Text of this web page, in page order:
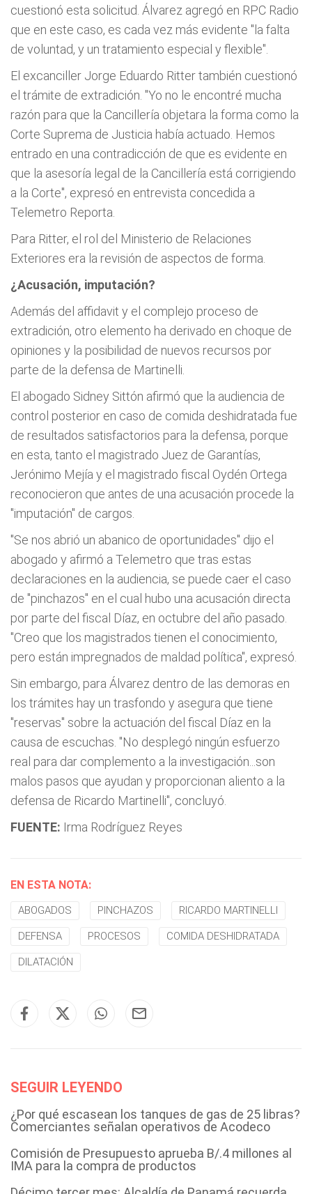
cuestionó esta solicitud. Álvarez agregó en RPC Radio
que en este caso, es cada vez más evidente "la falta
de voluntad, y un tratamiento especial y flexible".
El excanciller Jorge Eduardo Ritter también cuestionó
el trámite de extradición. "Yo no le encontré mucha
razón para que la Cancillería objetara la forma como la
Corte Suprema de Justicia había actuado. Hemos
entrado en una contradicción de que es evidente en
que la asesoría legal de la Cancillería está corrigiendo
a la Corte", expresó en entrevista concedida a
Telemetro Reporta.
Para Ritter, el rol del Ministerio de Relaciones
Exteriores era la revisión de aspectos de forma.
¿Acusación, imputación?
Además del affidavit y el complejo proceso de
extradición, otro elemento ha derivado en choque de
opiniones y la posibilidad de nuevos recursos por
parte de la defensa de Martinelli.
El abogado Sidney Sittón afirmó que la audiencia de
control posterior en caso de comida deshidratada fue
de resultados satisfactorios para la defensa, porque
en esta, tanto el magistrado Juez de Garantías,
Jerónimo Mejía y el magistrado fiscal Oydén Ortega
reconocieron que antes de una acusación procede la
"imputación" de cargos.
"Se nos abrió un abanico de oportunidades" dijo el
abogado y afirmó a Telemetro que tras estas
declaraciones en la audiencia, se puede caer el caso
de "pinchazos" en el cual hubo una acusación directa
por parte del fiscal Díaz, en octubre del año pasado.
"Creo que los magistrados tienen el conocimiento,
pero están impregnados de maldad política", expresó.
Sin embargo, para Álvarez dentro de las demoras en
los trámites hay un trasfondo y asegura que tiene
"reservas" sobre la actuación del fiscal Díaz en la
causa de escuchas. "No desplegó ningún esfuerzo
real para dar complemento a la investigación...son
malos pasos que ayudan y proporcionan aliento a la
defensa de Ricardo Martinelli", concluyó.
FUENTE: Irma Rodríguez Reyes
EN ESTA NOTA:
ABOGADOS PINCHAZOS RICARDO MARTINELLI
DEFENSA PROCESOS COMIDA DESHIDRATADA
DILATACIÓN
SEGUIR LEYENDO
¿Por qué escasean los tanques de gas de 25 libras?
Comerciantes señalan operativos de Acodeco
Comisión de Presupuesto aprueba B/.4 millones al
IMA para la compra de productos